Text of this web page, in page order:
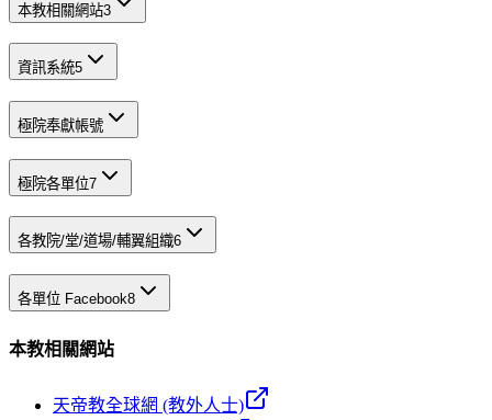
本教相關網站3
資訊系統5
極院奉獻帳號
極院各單位7
各教院/堂/道場/輔翼組織6
各單位 Facebook8
本教相關網站
天帝教全球網 (教外人士)